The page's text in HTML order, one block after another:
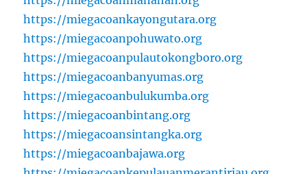
https://miegacoankayongutara.org
https://miegacoanpohuwato.org
https://miegacoanpulautokongboro.org
https://miegacoanbanyumas.org
https://miegacoanbulukumba.org
https://miegacoanbintang.org
https://miegacoansintangka.org
https://miegacoanbajawa.org